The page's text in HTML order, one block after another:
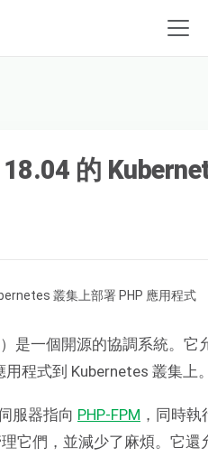
的
）是一個開源的協調系統。
用程式到 Kubernetes 叢集上
服器指向 PHP-FPM ，同時
它們，並減少了麻煩。它